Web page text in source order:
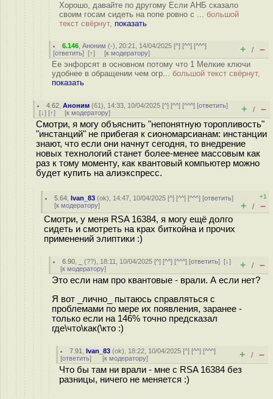
Хорошо, давайте по другому Если АНБ сказало
своим госам сидеть на попе ровно с ... большой
текст свёрнут, показать
6.146 ,Аноним (-), 20:21, 14/04/2025 [^] [^^] [^^^]
[ответить] [↑] [к модератору] + / –
Ее энфорсят в основном потому что 1 Мелкие ключи
удобнее в обращении чем огр... большой текст свёрнут,
показать
4.62 ,Аноним (61), 14:33, 10/04/2025 [^] [^^] [^^^] [ответить]
[↓] [↑] [к модератору] + / –
Смотри, я могу объяснить "непонятную торопливость"
"инстанций" не прибегая к сиономарсианам: инстанции
знают, что если они начнут сегодня, то внедрение
новых технологий станет более-менее массовым как
раз к тому моменту, как квантовый компьютер можно
будет купить на алиэкспресс.
5.64 ,Ivan_83 (ok), 14:47, 10/04/2025 [^] [^^] [^^^] [ответить]
[к модератору]
+1
+ / –
Смотри, у меня RSA 16384, я могу ещё долго
сидеть и смотреть на крах биткойна и прочих
применений элиптики :)
6.90 (??), 18:11, 10/04/2025 [^] [^^] [^^^] [ответить][↓]
[к модератору] + / –
Это если нам про квантовые - врали. А если нет?
Я вот _лично_ пытаюсь справляться с
проблемами по мере их появления, заранее -
только если на 146% точно предсказал
где\что\как(\кто :)
7.91 ,Ivan_83 (ok), 18:22, 10/04/2025 [^] [^^] [^^^]
[ответить] [к модератору] + / –
Что бы там ни врали - мне с RSA 16384 без
разницы, ничего не меняется :)